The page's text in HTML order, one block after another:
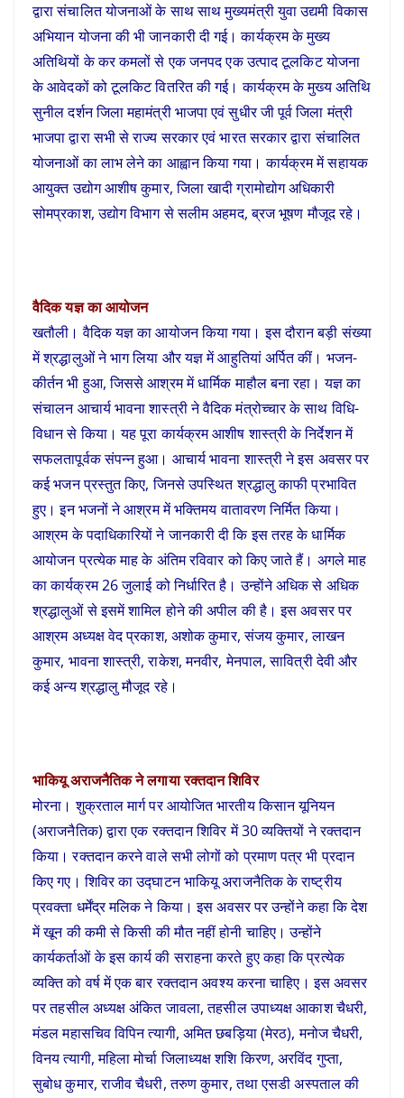
द्वारा संचालित योजनाओं के साथ साथ मुख्यमंत्री युवा उद्यमी विकास
अभियान योजना की भी जानकारी दी गई। कार्यक्रम के मुख्य
अतिथियों के कर कमलों से एक जनपद एक उत्पाद टूलकिट योजना
के आवेदकों को टूलकिट वितरित की गई। कार्यक्रम के मुख्य अतिथि
सुनील दर्शन जिला महामंत्री भाजपा एवं सुधीर जी पूर्व जिला मंत्री
भाजपा द्वारा सभी से राज्य सरकार एवं भारत सरकार द्वारा संचालित
योजनाओं का लाभ लेने का आह्वान किया गया। कार्यक्रम में सहायक
आयुक्त उद्योग आशीष कुमार, जिला खादी ग्रामोद्योग अधिकारी
सोमप्रकाश, उद्योग विभाग से सलीम अहमद, ब्रज भूषण मौजूद रहे।
वैदिक यज्ञ का आयोजन
खतौली। वैदिक यज्ञ का आयोजन किया गया। इस दौरान बड़ी संख्या
में श्रद्धालुओं ने भाग लिया और यज्ञ में आहुतियां अर्पित कीं। भजन-
कीर्तन भी हुआ, जिससे आश्रम में धार्मिक माहौल बना रहा। यज्ञ का
संचालन आचार्य भावना शास्त्री ने वैदिक मंत्रोच्चार के साथ विधि-
विधान से किया। यह पूरा कार्यक्रम आशीष शास्त्री के निर्देशन में
सफलतापूर्वक संपन्न हुआ। आचार्य भावना शास्त्री ने इस अवसर पर
कई भजन प्रस्तुत किए, जिनसे उपस्थित श्रद्धालु काफी प्रभावित
हुए। इन भजनों ने आश्रम में भक्तिमय वातावरण निर्मित किया।
आश्रम के पदाधिकारियों ने जानकारी दी कि इस तरह के धार्मिक
आयोजन प्रत्येक माह के अंतिम रविवार को किए जाते हैं। अगले माह
का कार्यक्रम 26 जुलाई को निर्धारित है। उन्होंने अधिक से अधिक
श्रद्धालुओं से इसमें शामिल होने की अपील की है। इस अवसर पर
आश्रम अध्यक्ष वेद प्रकाश, अशोक कुमार, संजय कुमार, लाखन
कुमार, भावना शास्त्री, राकेश, मनवीर, मेनपाल, सावित्री देवी और
कई अन्य श्रद्धालु मौजूद रहे।
भाकियू अराजनैतिक ने लगाया रक्तदान शिविर
मोरना। शुक्रताल मार्ग पर आयोजित भारतीय किसान यूनियन
(अराजनैतिक) द्वारा एक रक्तदान शिविर में 30 व्यक्तियों ने रक्तदान
किया। रक्तदान करने वाले सभी लोगों को प्रमाण पत्र भी प्रदान
किए गए। शिविर का उद्घाटन भाकियू अराजनैतिक के राष्ट्रीय
प्रवक्ता धर्मेंद्र मलिक ने किया। इस अवसर पर उन्होंने कहा कि देश
में खून की कमी से किसी की मौत नहीं होनी चाहिए। उन्होंने
कार्यकर्ताओं के इस कार्य की सराहना करते हुए कहा कि प्रत्येक
व्यक्ति को वर्ष में एक बार रक्तदान अवश्य करना चाहिए। इस अवसर
पर तहसील अध्यक्ष अंकित जावला, तहसील उपाध्यक्ष आकाश चैधरी,
मंडल महासचिव विपिन त्यागी, अमित छबड़िया (मेरठ), मनोज चैधरी,
विनय त्यागी, महिला मोर्चा जिलाध्यक्ष शशि किरण, अरविंद गुप्ता,
सुबोध कुमार, राजीव चैधरी, तरुण कुमार, तथा एसडी अस्पताल की